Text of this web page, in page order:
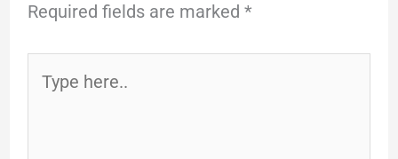
Required fields are marked *
here..